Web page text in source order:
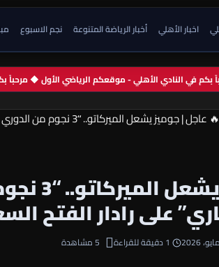
اخبار الأهلي أخبار الرياضة المتنوعة نجم الاسبوع
بكم في النادي الأهلي - موقعكم الرياضي الأول ◆
🔥 عاجل | جوميز يشعل الميركاتو.. “3 نجوم من الدوري المصري منهم ثنائي الأهلي الناري” على رادار الفتح السعودي!
🔥
على رادار الفتح
1 دقيقة للقراءة 5 مشاهدة